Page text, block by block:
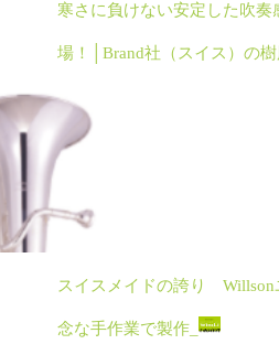
寒さに負けない安定した吹
場！│Brand社（スイス）の樹
スイスメイドの誇り Willson
念な手作業で製作_